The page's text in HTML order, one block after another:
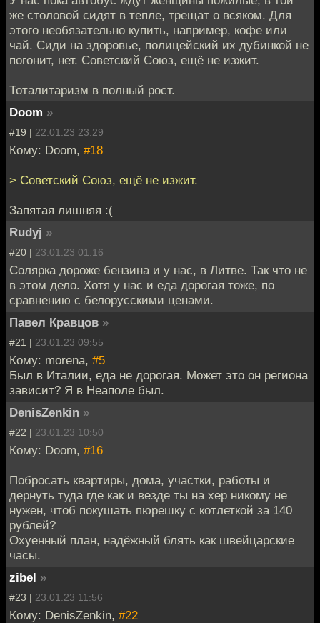
же столовой сидят в тепле, трещат о всяком. Для
этого необязательно купить, например, кофе или
чай. Сиди на здоровье, полицейский их дубинкой не
погонит, нет. Советский Союз, ещё не изжит.
Тоталитаризм в полный рост.
Doom »
#19 | 22.01.23 23:29
Кому: Doom, #18
> Советский Союз, ещё не изжит.
Запятая лишняя :(
Rudyj »
#20 | 23.01.23 01:16
Солярка дороже бензина и у нас, в Литве. Так что не
в этом дело. Хотя у нас и еда дорогая тоже, по
сравнению с белорусскими ценами.
Павел Кравцов »
#21 | 23.01.23 09:55
Кому: morena, #5
Был в Италии, еда не дорогая. Может это он региона
зависит? Я в Неаполе был.
DenisZenkin »
#22 | 23.01.23 10:50
Кому: Doom, #16
Побросать квартиры, дома, участки, работы и
дернуть туда где как и везде ты на хер никому не
нужен, чтоб покушать пюрешку с котлеткой за 140
рублей?
Охуенный план, надёжный блять как швейцарские
часы.
zibel »
#23 | 23.01.23 11:56
Кому: DenisZenkin, #22